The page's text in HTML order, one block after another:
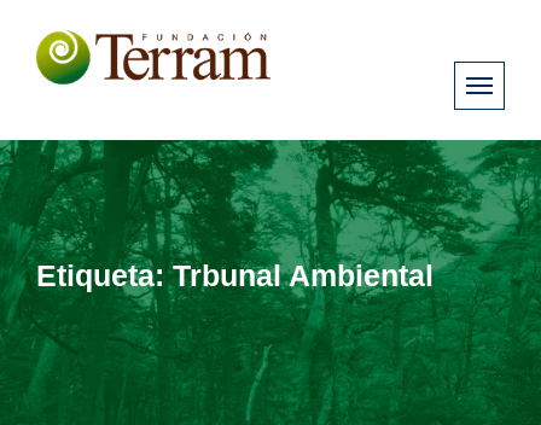
Etiqueta:Trbunal Ambiental